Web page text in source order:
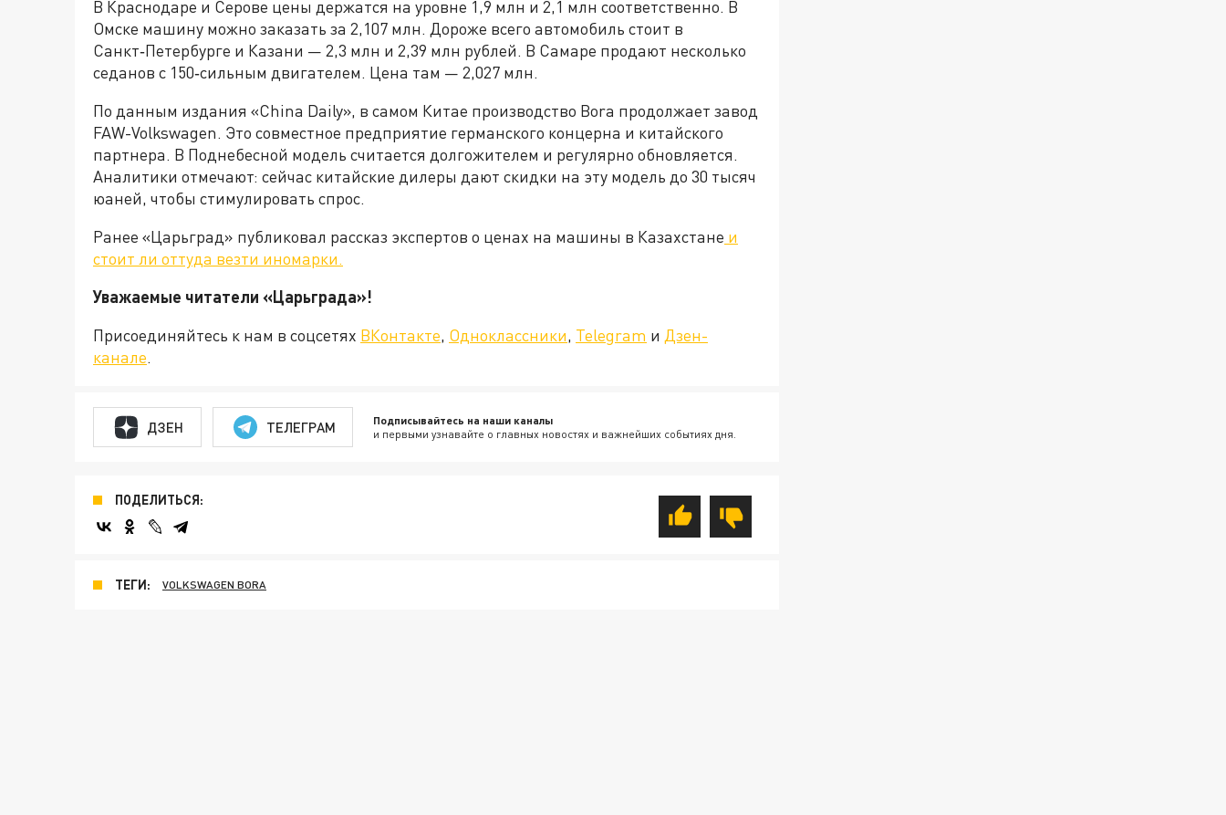
В Краснодаре и Серове цены держатся на уровне 1,9 млн и 2,1 млн соответственно. В
Омске машину можно заказать за 2,107 млн. Дороже всего автомобиль стоит в
Санкт‑Петербурге и Казани — 2,3 млн и 2,39 млн рублей. В Самаре продают несколько
седанов с 150‑сильным двигателем. Цена там — 2,027 млн.
По данным издания «China Daily», в самом Китае производство Bora продолжает завод
FAW-Volkswagen. Это совместное предприятие германского концерна и китайского
партнера. В Поднебесной модель считается долгожителем и регулярно обновляется.
Аналитики отмечают: сейчас китайские дилеры дают скидки на эту модель до 30 тысяч
юаней, чтобы стимулировать спрос.
Ранее «Царьград» публиковал рассказ экспертов о ценах на машины в Казахстане и
стоит ли оттуда везти иномарки.
Уважаемые читатели «Царьграда»!
Присоединяйтесь к нам в соцсетях ВКонтакте, Одноклассники, Telegram и Дзен-
канале.
ДЗЕН ТЕЛЕГРАМ Подписывайтесь на наши каналы
и первыми узнавайте о главных новостях и важнейших событиях дня.
ПОДЕЛИТЬСЯ:
ТЕГИ: VOLKSWAGEN BORA